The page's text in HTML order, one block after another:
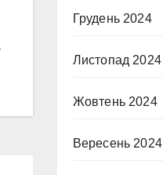
Грудень 2024
Листопад 2024
Жовтень 2024
Вересень 2024